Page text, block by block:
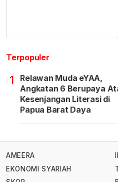
Terpopuler
1
Relawan Muda eYAA,
Angkatan 6 Berupaya
Kesenjangan Literasi di
Papua Barat Daya
AMEERA
EKONOMI SYARIAH